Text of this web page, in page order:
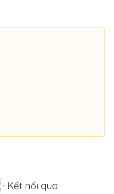
- Kết nối qua